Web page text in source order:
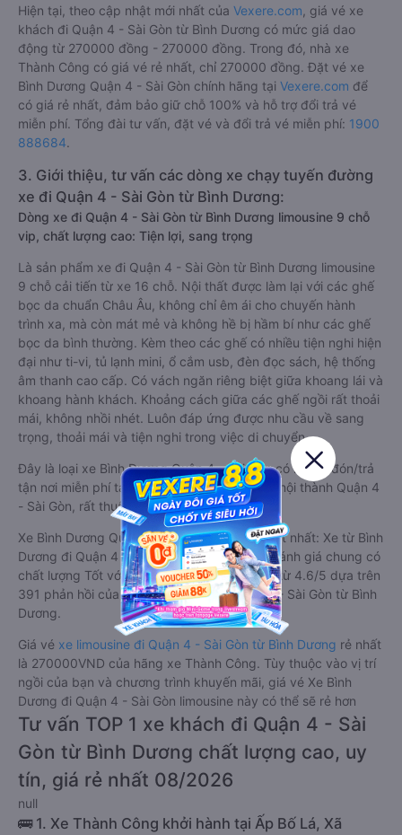
Hiện tại, theo cập nhật mới nhất của Vexere.com , giá vé xe
khách đi Quận 4 - Sài Gòn từ Bình Dương có mức giá dao
động từ 270000 đồng - 270000 đồng. Trong đó, nhà xe
Thành Công có giá vé rẻ nhất, chỉ 270000 đồng. Đặt vé xe
Bình Dương Quận 4 - Sài Gòn chính hãng tại Vexere.com để
có giá rẻ nhất, đảm bảo giữ chỗ 100% và hỗ trợ đổi trả vé
miễn phí. Tổng đài tư vấn, đặt vé và đổi trả vé miễn phí: 1900
888684.
3. Giới thiệu, tư vấn các dòng xe chạy tuyến đường
xe đi Quận 4 - Sài Gòn từ Bình Dương:
Dòng xe đi Quận 4 - Sài Gòn từ Bình Dương limousine 9 chỗ
vip, chất lượng cao: Tiện lợi, sang trọng
Là sản phẩm xe đi Quận 4 - Sài Gòn từ Bình Dương limousine
9 chỗ cải tiến từ xe 16 chỗ. Nội thất được làm lại với các ghế
bọc da chuẩn Châu Âu, không chỉ êm ái cho chuyến hành
trình xa, mà còn mát mẻ và không hề bị hầm bí như các ghế
bọc da bình thường. Kèm theo các ghế có nhiều tiện nghi hiện
đại như ti-vi, tủ lạnh mini, ổ cắm usb, đèn đọc sách, hệ thống
âm thanh cao cấp. Có vách ngăn riêng biệt giữa khoang lái và
khoang hành khách. Khoảng cách giữa các ghế ngồi rất thoải
mái, không nhồi nhét. Luôn đáp ứng được nhu cầu về sang
trọng, thoải mái và tiện nghi trong việc di chuyển.
Đây là loại xe Bình Dương Quận 4 - Sài Gòn có hỗ trợ đón/trả
tận nơi miễn phí tại nội thành Bình Dương và nội thành Quận 4
- Sài Gòn, rất thuận tiện cho du khách.
Xe Bình Dương Quận 4 - Sài Gòn limousine tốt nhất: Xe từ Bình
Dương đi Quận 4 - Sài Gòn limousine được đánh giá chung có
chất lượng Tốt với điểm đánh giá trung bình từ 4.6/5 dựa trên
391 phản hồi của hành khách Xe về Quận 4 - Sài Gòn từ Bình
Dương.
Giá vé xe limousine đi Quận 4 - Sài Gòn từ Bình Dương rẻ nhất
là 270000VND của hãng xe Thành Công. Tùy thuộc vào vị trí
ngồi của bạn và chương trình khuyến mãi, giá vé Xe Bình
Dương đi Quận 4 - Sài Gòn limousine này có thể sẽ rẻ hơn
Tư vấn TOP 1 xe khách đi Quận 4 - Sài
Gòn từ Bình Dương chất lượng cao, uy
tín, giá rẻ nhất 08/2026
null
🚌 1. Xe Thành Công khởi hành tại Ấp Bố Lá, Xã